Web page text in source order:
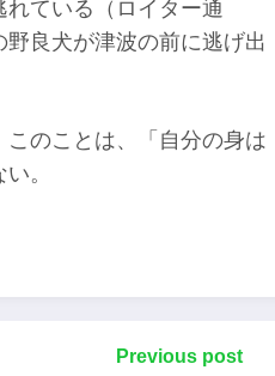
ている（ロイター通
良犬が津波の前に逃げ出
のことは、「自分の身は
。
Previous post